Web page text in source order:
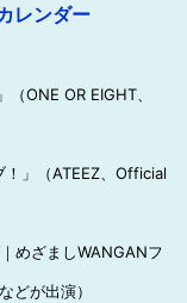
レンダー
ONE OR EIGHT、
」（ATEEZ、Official
めざましWANGANフ
どが出演）